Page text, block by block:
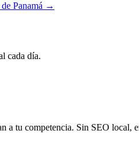
Panamá →
cada día.
a tu competencia. Sin SEO local,